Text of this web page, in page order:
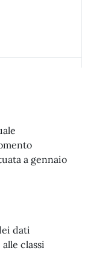
a gennaio
dati
classi